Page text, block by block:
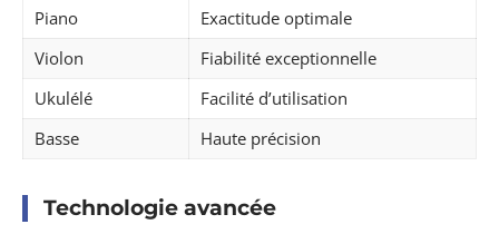
Piano
Exactitude optimale
Violon
Fiabilité exceptionnelle
Ukulélé
Facilité d’utilisation
Basse
Haute précision
Technologie avancée